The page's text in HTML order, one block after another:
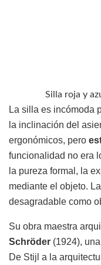
Silla roja y
La silla es incómoda
la inclinación del
ergonómicos, pero
funcionalidad no era
la pureza formal, la
mediante el objeto.
desagradable como
Su obra maestra
Schröder (1924),
De Stijl a la